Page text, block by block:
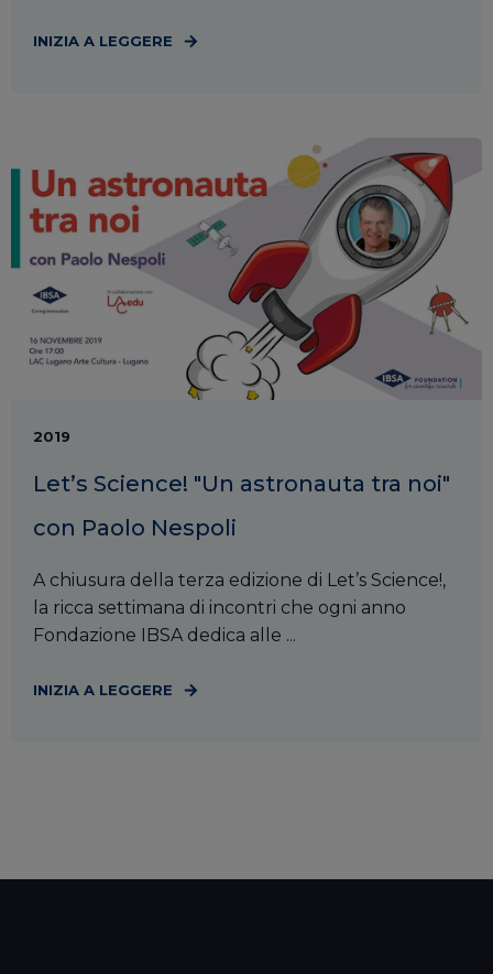
INIZIA A LEGGERE
2019
Let’s Science! "Un astronauta tra noi"
con Paolo Nespoli
A chiusura della terza edizione di Let’s Science!,
la ricca settimana di incontri che ogni anno
Fondazione IBSA dedica alle ...
INIZIA A LEGGERE